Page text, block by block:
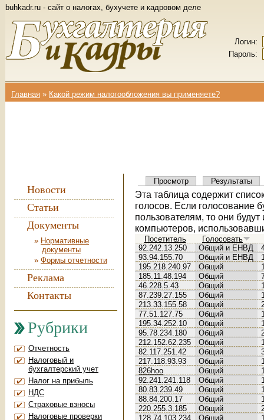
buhkadr.ru - сайт о налогах, бухучете и кадровом деле
Логин:
Пароль:
Вы здесь
Главная » Какой режим налогообложения вы применяете?
Новости
Статьи
Документы
Нормативные
документы
Формы отчетности
Реклама
Контакты
Рубрики
Отчетность
Налоговый и
бухгалтерский учет
Налог на прибыль
НДС
Страховые взносы
Налоговые проверки
Главные вкладки
Просмотр Результаты
Эта таблица содержит
голосов. Если голосование
пользователям, то они
компьютеров,
Посетитель
Голосовать
92.242.13.250
Общий и ЕНВД
93.94.155.70
Общий и ЕНВД
195.218.240.97
Общий
185.11.48.194
Общий
46.228.5.43
Общий
87.239.27.155
Общий
213.33.155.58
Общий
77.51.127.75
Общий
195.34.252.10
Общий
95.78.234.180
Общий
212.152.62.235
Общий
82.117.251.42
Общий
217.118.93.93
Общий
826hoo
Общий
92.241.241.118
Общий
80.83.239.49
Общий
88.84.200.17
Общий
220.255.3.185
Общий
128.74.103.234
Общий